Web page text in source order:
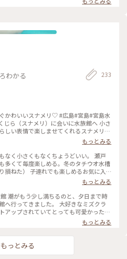
最後に天守からの景色を
#広島県の魅力を発信
ちらも絶品‼️パスタは秋刀魚と紫蘇のジ
ン#おみくじ#絶品
わかる 233
かわいいスナメリ♡ #広島#宮島#宮島水
じら（スナメリ）に会いに水族館へ 小さ
しい表情で楽しませてくれるスナメリ
気持ちよさそうに泳いでいます。 子ども
のように降りそそぐ
もかわいくて観ていて飽きない光景 他
泳ぐペンギン 大迫力のトド かわいいカ
クラゲ水槽… お魚も、動物も演出が工
#スナメリ#ペンギン ①広島空港→🚌広島
→RAKU山田屋 結の庵→広島城表門・ひ
るタワー ②🛳️宮島へ:御笠浜⛩️嚴島神社
道→高台展望台→大聖院→島飯 縁
神社→天心閣🍋→宮島水族館🛳️→🚋大竹
駅→🚌錦帯橋・岩国徴古館・吉香神
もっとみる
なく小さくもなくちょうどいい。 瀬戸
多くて毎度楽しめる。冬のタチウオ水槽
楽しめるお気に入
もっとみる
潮がもう少し満ちるのと、夕日まで時
へ行ってきました。 大好きなミズクラ
アップされていてとっても可愛かったで
大きすぎず、人もそれほどたくさんいな
回ることができました！ #夏旅2019 #宮
もっとみる
もっとみる